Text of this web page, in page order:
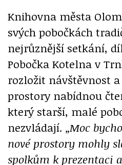
Knihovna města
svých pobočkách
nejrůznější setkání,
Pobočka Kotelna v
rozložit návštěvnost
prostory nabídnou
který starší, malé
nezvládají. „Moc
nové prostory mohly
spolkům k prezentaci